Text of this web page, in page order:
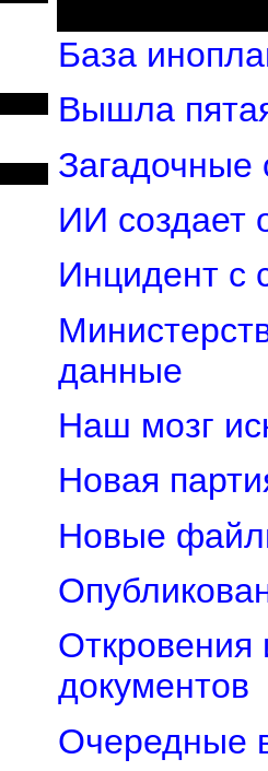
База
Вышла
ИИ создает
Инцидент с
данные
Наш мозг
Новая
Новые
Откровения
документов
Очередные